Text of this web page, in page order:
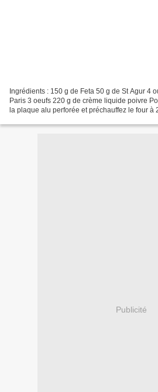
Ingrédients : 150 g de Feta 50 g de St Agur 4
Paris 3 oeufs 220 g de crème liquide poivre
la plaque alu perforée et préchauffez le four à
Publicité